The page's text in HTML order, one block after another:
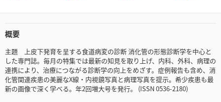
概要
主題 上皮下発育を呈する食道病変の診断 消化管の形態診断学を中心と
した専門誌。毎月の特集では最新の知見を取り上げ、内科、外科、病理の
連携により、治療につながる診断学の向上をめざす。症例報告も含め、消
化管関連疾患の美麗なX線・内視鏡写真と病理写真を提示。希少疾患も最
新の画像で深く学べる。年2回増大号を発行。 (ISSN 0536-2180)